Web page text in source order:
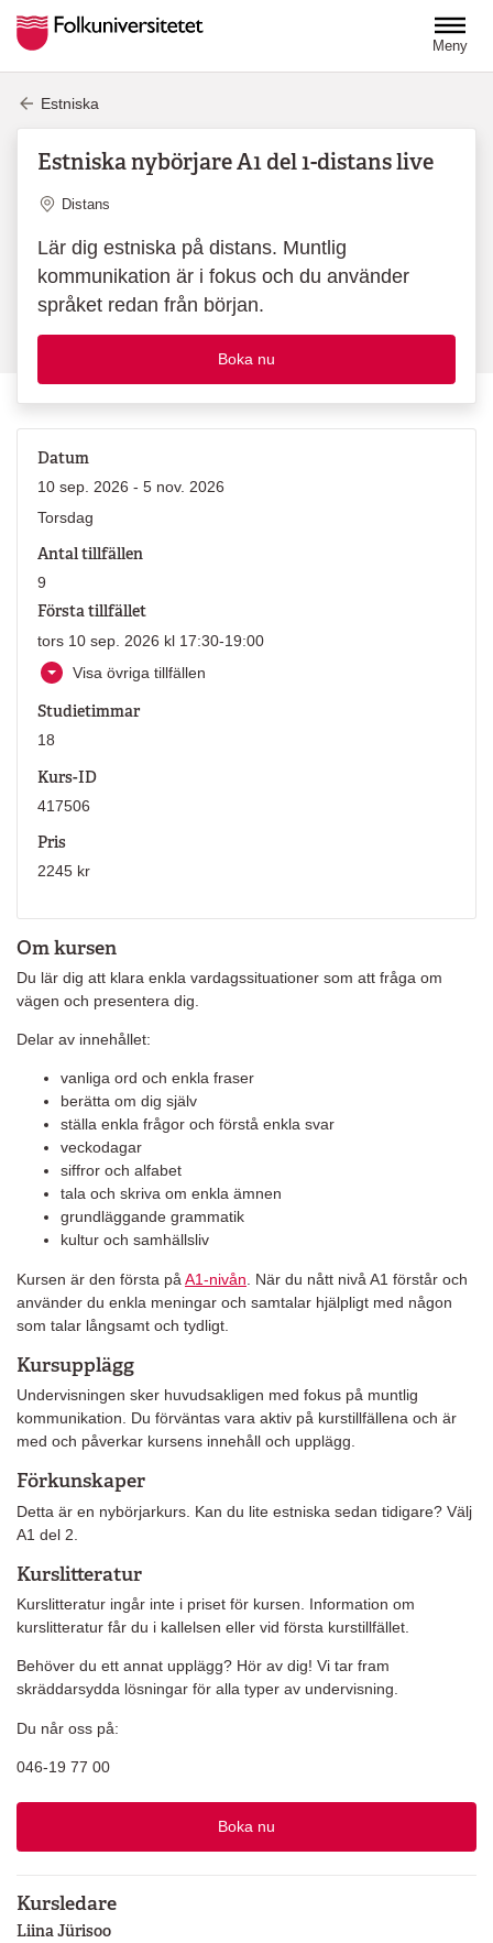
Meny
Estniska
Estniska nybörjare A1 del 1-distans live
Plats
Distans
Lär dig estniska på distans. Muntlig
kommunikation är i fokus och du använder
språket redan från början.
Boka nu
Om kursen
Du lär dig att klara enkla vardagssituationer som att fråga om
vägen och presentera dig.
Delar av innehållet:
vanliga ord och enkla fraser
berätta om dig själv
ställa enkla frågor och förstå enkla svar
veckodagar
siffror och alfabet
tala och skriva om enkla ämnen
grundläggande grammatik
kultur och samhällsliv
Kursen är den första på A1-nivån . När du nått nivå A1 förstår och
använder du enkla meningar och samtalar hjälpligt med någon
som talar långsamt och tydligt.
Kursupplägg
Undervisningen sker huvudsakligen med fokus på muntlig
kommunikation. Du förväntas vara aktiv på kurstillfällena och är
med och påverkar kursens innehåll och upplägg.
Förkunskaper
Detta är en nybörjarkurs. Kan du lite estniska sedan tidigare? Välj
A1 del 2.
Kurslitteratur
Kurslitteratur ingår inte i priset för kursen. Information om
kurslitteratur får du i kallelsen eller vid första kurstillfället.
Behöver du ett annat upplägg? Hör av dig! Vi tar fram
skräddarsydda lösningar för alla typer av undervisning.
Du når oss på:
046-19 77 00
Boka nu
Kursledare
Liina Jürisoo
Datum
10 sep. 2026 - 5 nov. 2026
Torsdag
Antal tillfällen
9
Första tillfället
tors 10 sep. 2026 kl 17:30-19:00
Visa övriga tillfällen
Studietimmar
18
Kurs-ID
417506
Pris
2245 kr